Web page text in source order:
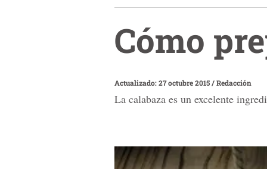
Cómo
Actualizado: 27 octubre 2015/Redacción
La calabaza es un excelente